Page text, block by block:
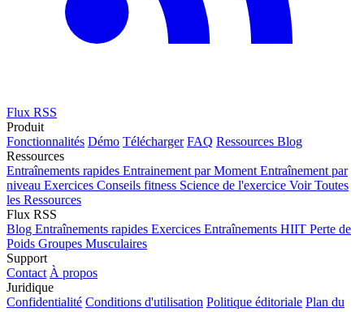
Flux RSS
Produit
Fonctionnalités Démo Télécharger FAQ Ressources Blog
Ressources
Entraînements rapides Entrainement par Moment Entraînement par
niveau Exercices Conseils fitness Science de l'exercice Voir Toutes
les Ressources
Flux RSS
Blog Entraînements rapides Exercices Entraînements HIIT Perte de
Poids Groupes Musculaires
Support
Contact À propos
Juridique
Confidentialité Conditions d'utilisation Politique éditoriale Plan du